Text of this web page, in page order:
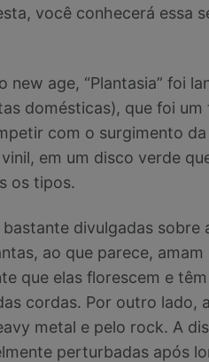
você conhecerá essa
age, “Plantasia” foi
domésticas), que foi
com o surgimento
em um disco verde
os tipos.
divulgadas sobre
ao que parece,
que elas florescem e
cordas. Por outro lado,
metal e pelo rock. A
perturbadas após